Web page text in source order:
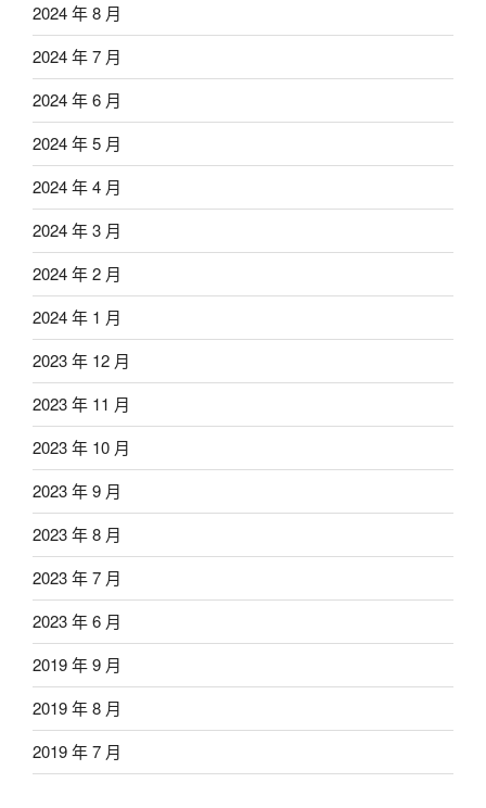
2024 年 8 月
2024 年 7 月
2024 年 6 月
2024 年 5 月
2024 年 4 月
2024 年 3 月
2024 年 2 月
2024 年 1 月
2023 年 12 月
2023 年 11 月
2023 年 10 月
2023 年 9 月
2023 年 8 月
2023 年 7 月
2023 年 6 月
2019 年 9 月
2019 年 8 月
2019 年 7 月